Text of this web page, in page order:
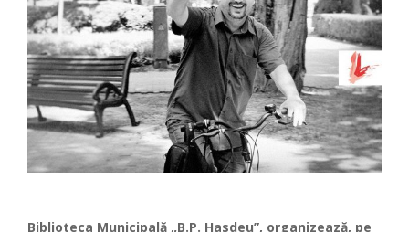
Biblioteca Municipală „B.P. Hasdeu”, organizează, pe